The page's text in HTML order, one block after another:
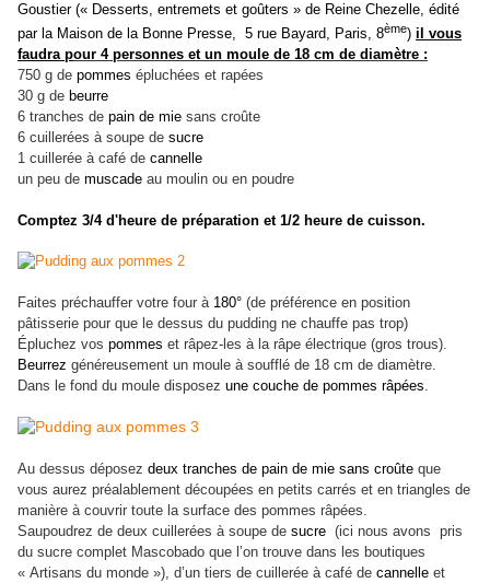
Goustier (« Desserts, entremets et goûters » de Reine Chezelle, édité
par la Maison de la Bonne Presse, 5 rue Bayard, Paris, 8ème) il vous
faudra pour 4 personnes et un moule de 18 cm de diamètre :
750 g de pommes épluchées et rapées
30 g de beurre
6 tranches de pain de mie sans croûte
6 cuillerées à soupe de sucre
1 cuillerée à café de cannelle
un peu de muscade au moulin ou en poudre
Comptez 3/4 d'heure de préparation et 1/2 heure de cuisson.
Faites préchauffer votre four à 180° (de préférence en position
pâtisserie pour que le dessus du pudding ne chauffe pas trop)
Épluchez vos pommes et râpez-les à la râpe électrique (gros trous).
Beurrez généreusement un moule à soufflé de 18 cm de diamètre.
Dans le fond du moule disposez une couche de pommes râpées
Au dessus déposez deux tranches de pain de mie sans croûte que
vous aurez préalablement découpées en petits carrés et en triangles de
manière à couvrir toute la surface des pommes râpées.
Saupoudrez de deux cuillerées à soupe de sucre (ici nous avons pris
du sucre complet Mascobado que l’on trouve dans les boutiques
« Artisans du monde »), d’un tiers de cuillerée à café de cannelle et